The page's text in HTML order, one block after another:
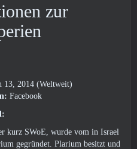
zur
13, 2014 (Weltweit)
Facebook
kurz SWoE, wurde vom in Israel
gegründet. Plarium besitzt und